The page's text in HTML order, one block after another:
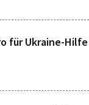
für Ukraine-Hilfe